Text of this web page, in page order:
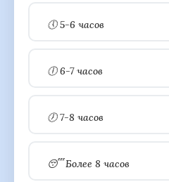
🕔 5-6 часов
🕕 6-7 часов
🕖 7-8 часов
😴 Более 8 часов